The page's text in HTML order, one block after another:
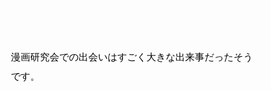
漫画研究会での出会いはすごく大きな出来事だったそう
です。